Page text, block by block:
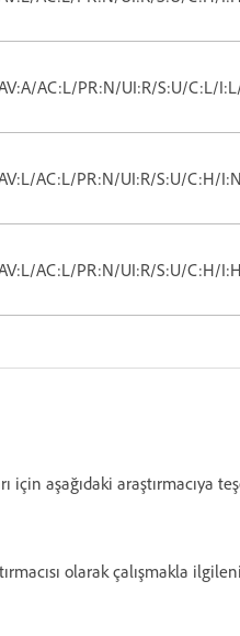
AV:A/AC:L/PR:N/UI:R/S:U/C:L/
AV:L/AC:L/PR:N/UI:R/S:U/C:H/
AV:L/AC:L/PR:N/UI:R/S:U/C:H/
aşağıdaki araştırmacıya
olarak çalışmakla